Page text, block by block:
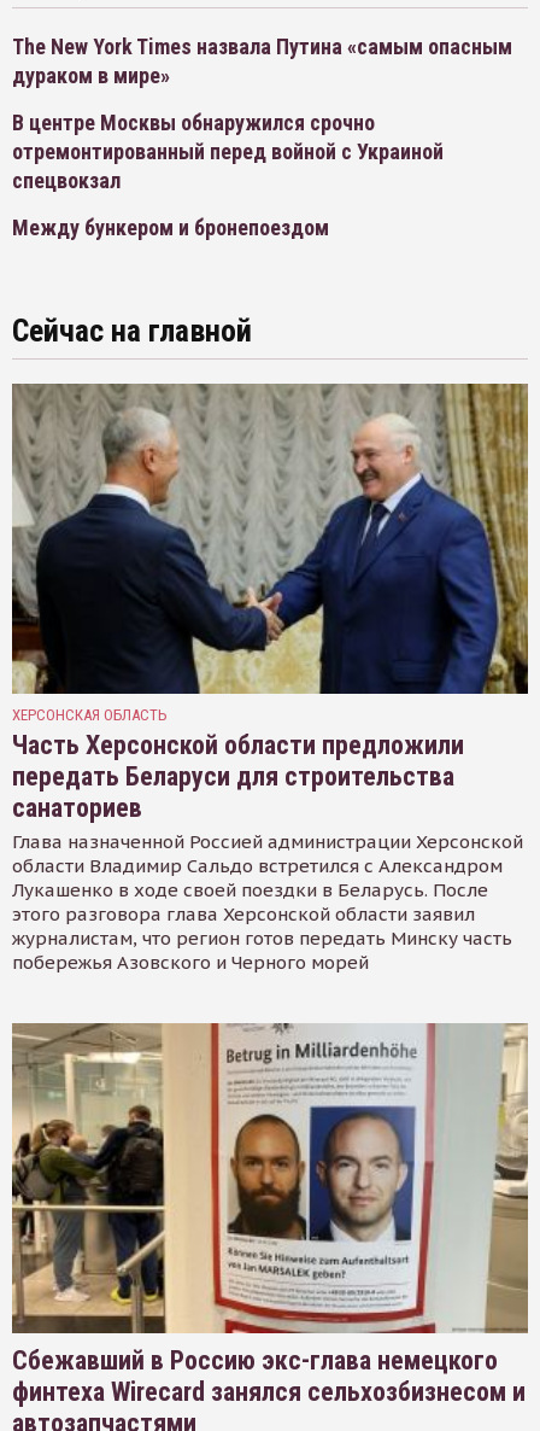
The New York Times назвала Путина «самым опасным
дураком в мире»
В центре Москвы обнаружился срочно
отремонтированный перед войной с Украиной
спецвокзал
Между бункером и бронепоездом
Сейчас на главной
ХЕРСОНСКАЯ ОБЛАСТЬ
Часть Херсонской области предложили
передать Беларуси для строительства
санаториев
Глава назначенной Россией администрации Херсонской
области Владимир Сальдо встретился с Александром
Лукашенко в ходе своей поездки в Беларусь. После
этого разговора глава Херсонской области заявил
журналистам, что регион готов передать Минску часть
побережья Азовского и Черного морей
Сбежавший в Россию экс-глава немецкого
финтеха Wirecard занялся сельхозбизнесом и
автозапчастями